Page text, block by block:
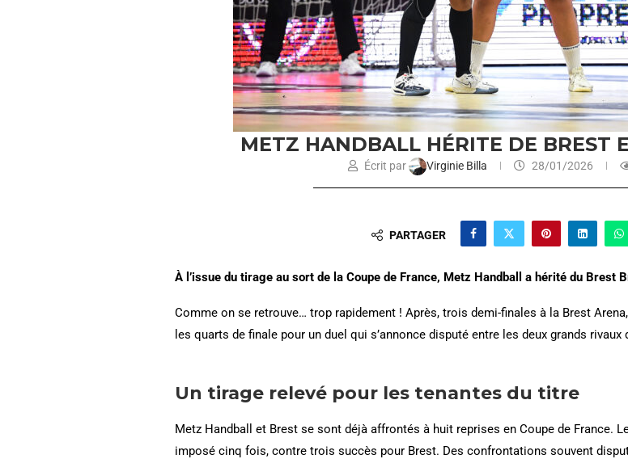
METZ HANDBALL HÉRITE DE BREST
Écrit par Virginie Billa 28/01/2026
PARTAGER
À l’issue du tirage au sort de la Coupe de France, Metz Handball a hérité du Brest
Comme on se retrouve… trop rapidement ! Après, trois demi-finales à la Brest
les quarts de finale pour un duel qui s’annonce disputé entre les deux grands rivaux
Un tirage relevé pour les tenantes du titre
Metz Handball et Brest se sont déjà affrontés à huit reprises en Coupe de France.
imposé cinq fois, contre trois succès pour Brest. Des confrontations souvent